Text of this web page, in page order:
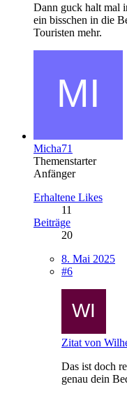
Dann guck halt mal
ein bisschen in die
Touristen mehr.
Micha71
Themenstarter
Anfänger
Erhaltene Likes
11
Beiträge
20
8. Mai 2025
#6
Zitat von
Das ist doch
genau dein